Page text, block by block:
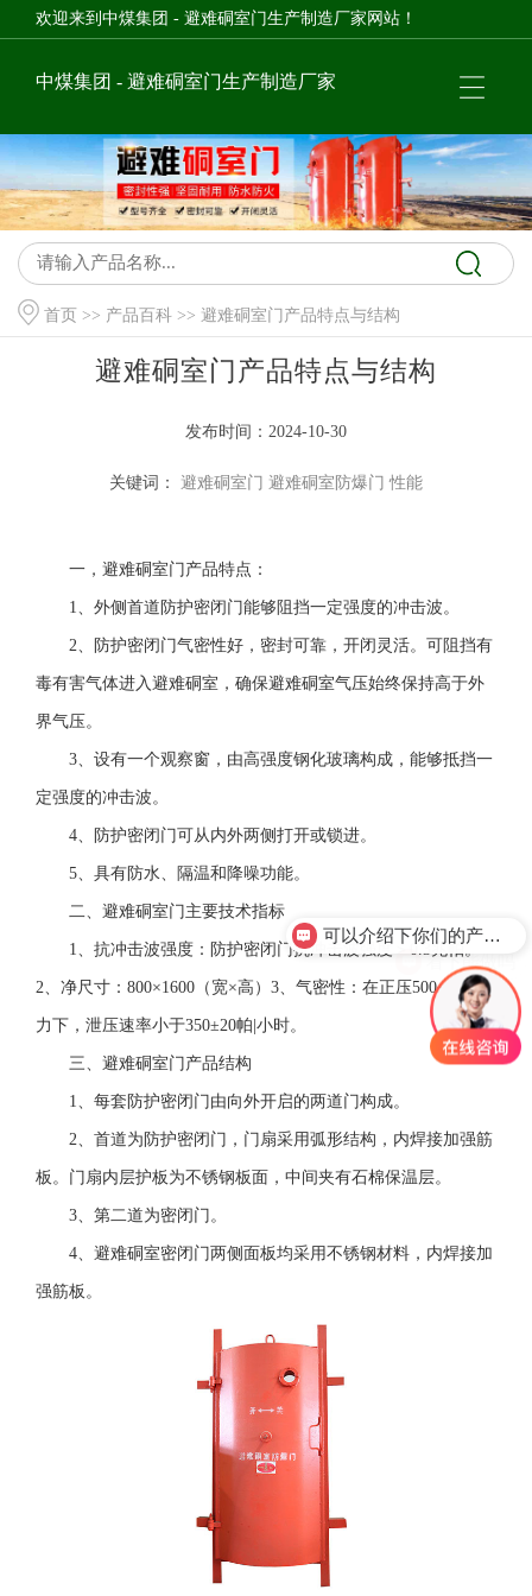
欢迎来到中煤集团 - 避难硐室门生产制造厂家网站！
中煤集团 - 避难硐室门生产制造厂家
首页 >> 产品百科 >> 避难硐室门产品特点与结构
避难硐室门产品特点与结构
发布时间：2024-10-30
关键词： 避难硐室门 避难硐室防爆门 性能
一，避难硐室门产品特点：
1、外侧首道防护密闭门能够阻挡一定强度的冲击波。
2、防护密闭门气密性好，密封可靠，开闭灵活。可阻挡有
毒有害气体进入避难硐室，确保避难硐室气压始终保持高于外
界气压。
3、设有一个观察窗，由高强度钢化玻璃构成，能够抵挡一
定强度的冲击波。
4、防护密闭门可从内外两侧打开或锁进。
5、具有防水、隔温和降噪功能。
二、避难硐室门主要技术指标
1、抗冲击波强度：防护密闭门抗冲击波强度＞0.3兆帕。
2、净尺寸：800×1600（宽×高）3、气密性：在正压500±20帕压
力下，泄压速率小于350±20帕|小时。
三、避难硐室门产品结构
1、每套防护密闭门由向外开启的两道门构成。
2、首道为防护密闭门，门扇采用弧形结构，内焊接加强筋
板。门扇内层护板为不锈钢板面，中间夹有石棉保温层。
3、第二道为密闭门。
4、避难硐室密闭门两侧面板均采用不锈钢材料，内焊接加
强筋板。
看下能做吗